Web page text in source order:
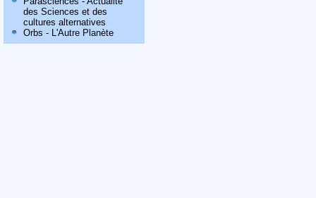
des Sciences et des
cultures alternatives
Orbs - L'Autre Planète